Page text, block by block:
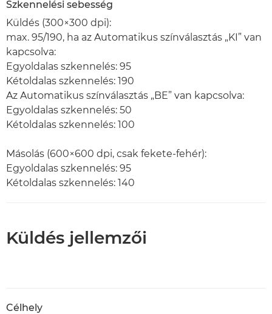
Szkennelési sebesség
Küldés (300×300 dpi):
max. 95/190, ha az Automatikus színválasztás „KI” van
kapcsolva:
Egyoldalas szkennelés: 95
Kétoldalas szkennelés: 190
Az Automatikus színválasztás „BE” van kapcsolva:
Egyoldalas szkennelés: 50
Kétoldalas szkennelés: 100
Másolás (600×600 dpi, csak fekete-fehér):
Egyoldalas szkennelés: 95
Kétoldalas szkennelés: 140
Küldés jellemzői
Célhely